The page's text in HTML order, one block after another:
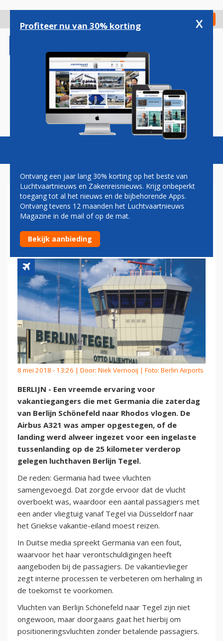
gaan
Check in
Magazine Podcasts Vacatures
VLUCHT BERLIJN-RHODOS
MAAKT TUSSENSTOP IN
BERLIJN
8 mei 2018 - 13:26 | Door: Niek Vernooij | Foto: Berlin Airports
BERLIJN - Een vreemde ervaring voor
vakantiegangers die met Germania die zaterdag
van Berlijn Schönefeld naar Rhodos vlogen. De
Airbus A321 was amper opgestegen, of de
landing werd alweer ingezet voor een ingelaste
tussenlanding op de 25 kilometer verderop
gelegen luchthaven Berlijn Tegel.
De reden: Germania had twee vluchten
samengevoegd. Dat zorgde ervoor dat de vlucht
overboekt was, waardoor een aantal passagiers met
een ander vliegtuig vanaf Tegel via Düsseldorf naar
het Griekse vakantie-eiland moest reizen.
In Duitse media spreekt Germania van een fout,
waarvoor het haar verontschuldigingen heeft
aangeboden bij de passagiers. De vakantievlieger
zegt interne processen te verbeteren om herhaling in
de toekomst te voorkomen.
Vluchten van Berlijn Schönefeld naar Tegel zijn niet
ongewoon, maar doorgaans gaat het hierbij om
positioneringsvluchten zonder betalende passagiers.
Profiteer nu van 30% korting x
Ontvang een jaar lang 30% korting op het beste van
Luchtvaartnieuws en Zakenreisnieuws. Krijg onbeperkt
toegang tot al het nieuws en de bijbehorende Apps.
Ontvang tevens 12 maanden het Luchtvaartnieuws
Magazine in de mail of op de mat.
Bekijk aanbieding